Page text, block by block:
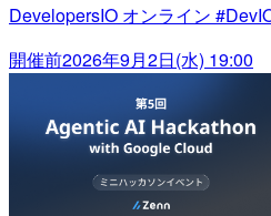
DevelopersIO オンライン
開催前2026年9月2日(水) 19:00